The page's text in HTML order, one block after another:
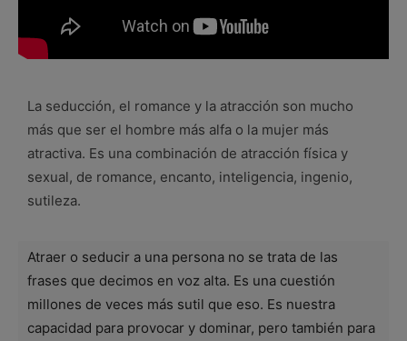
La seducción, el romance y la atracción son mucho
más que ser el hombre más alfa o la mujer más
atractiva. Es una combinación de atracción física y
sexual, de romance, encanto, inteligencia, ingenio,
sutileza.
Atraer o seducir a una persona no se trata de las
frases que decimos en voz alta. Es una cuestión
millones de veces más sutil que eso. Es nuestra
capacidad para provocar y dominar, pero también para